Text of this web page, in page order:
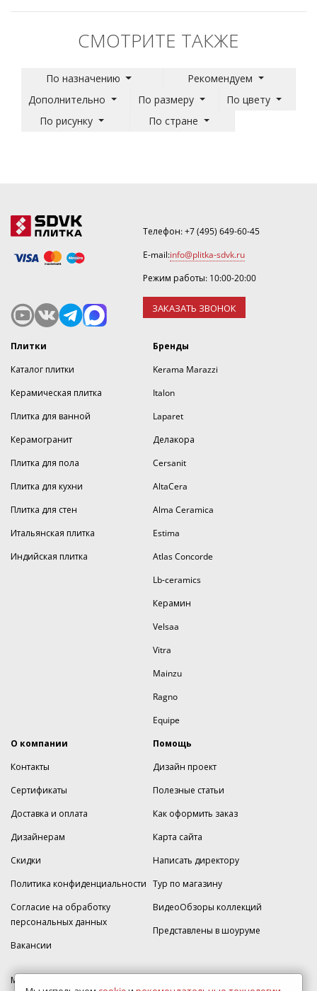
СМОТРИТЕ ТАКЖЕ
По назначению
Рекомендуем
Дополнительно
По размеру
По цвету
По рисунку
По стране
Телефон:+7 (495) 649-60-45
E-mail:info@plitka-sdvk.ru
Режим работы: 10:00-20:00
ЗАКАЗАТЬ ЗВОНОК
Плитки
Каталог плитки
Керамическая плитка
Плитка для ванной
Керамогранит
Плитка для пола
Плитка для кухни
Плитка для стен
Итальянская плитка
Индийская плитка
Бренды
Kerama Marazzi
Italon
Laparet
Делакора
Cersanit
AltaCera
Alma Ceramica
Estima
Atlas Concorde
Lb-ceramics
Керамин
Velsaa
Vitra
Mainzu
Ragno
Equipe
О компании
Контакты
Сертификаты
Доставка и оплата
Дизайнерам
Скидки
Политика конфиденциальности
Согласие на обработку
персональных данных
Вакансии
Помощь
Дизайн проект
Полезные статьи
Как оформить заказ
Карта сайта
Написать директору
Тур по магазину
ВидеоОбзоры коллекций
Представлены в шоуруме
МКАД 2км внешняя сторона, д. 2, ТРЦ "Шоколад" (РИО) Реутов, -1